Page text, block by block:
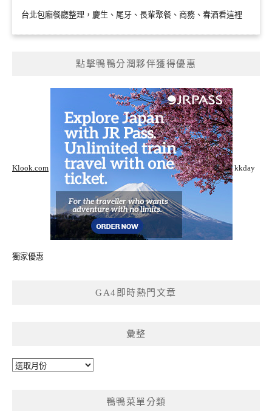
台北包廂餐廳整理，慶生、尾牙、長輩聚餐、商務、春酒看這裡
點擊鴨鴨分潤夥伴獲得優惠
Klook.com kkday
獨家優惠
GA4即時熱門文章
彙整
彙
鴨鴨菜單分類